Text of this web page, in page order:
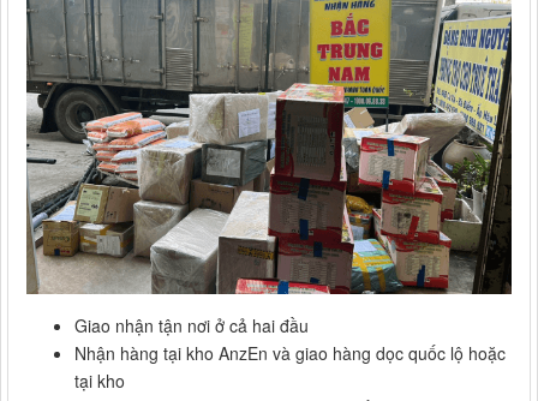
Giao nhận tận nơi ở cả hai đầu
Nhận hàng tại kho AnzEn và giao hàng dọc quốc lộ hoặc
tại kho